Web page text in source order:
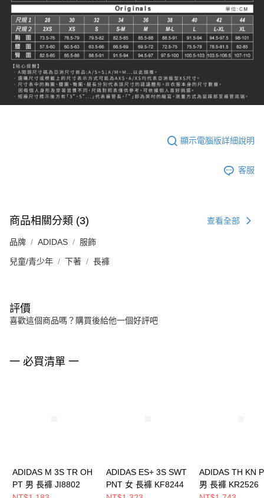
顯示電腦版詳細說明
客服
商品相關分類 (3) 查看全部
品牌 ADIDAS 服飾
兒童/青少年 下著 長褲
評價
喜歡這個商品嗎？購買後給他一個好評吧
一 必買清單 一
ADIDAS M 3S TR OH
PT 男 長褲 JI8802
ADIDAS ES+ 3S SWT
PNT 女 長褲 KF8244
ADIDAS TH KN
男 長褲 KR2526